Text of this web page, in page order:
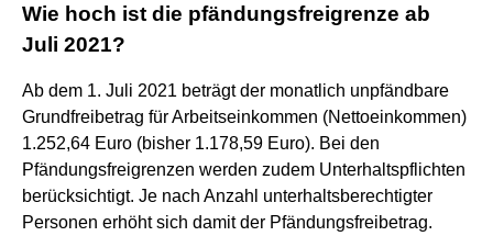
Wie hoch ist die pfändungsfreigrenze ab
Juli 2021?
Ab dem 1. Juli 2021 beträgt der monatlich unpfändbare
Grundfreibetrag für Arbeitseinkommen (Nettoeinkommen)
1.252,64 Euro (bisher 1.178,59 Euro). Bei den
Pfändungsfreigrenzen werden zudem Unterhaltspflichten
berücksichtigt. Je nach Anzahl unterhaltsberechtigter
Personen erhöht sich damit der Pfändungsfreibetrag.